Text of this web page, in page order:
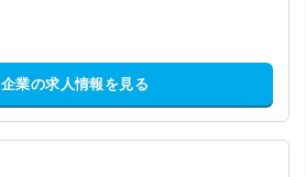
企業の求人情報を見る